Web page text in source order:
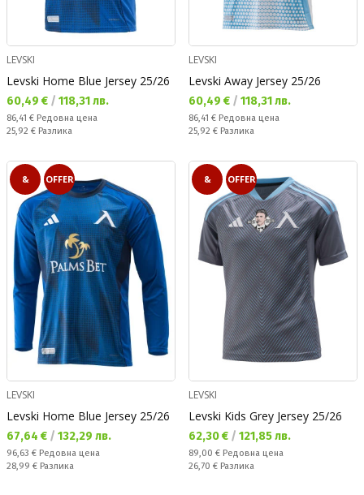
LEVSKI
Levski Home Blue Jersey 25/26
Текуща цена:
60,49 € / 118,31 лв.
Редовна цена:
86,41 € Редовна цена
Спестявате:
25,92 € Разлика
LEVSKI
Levski Away Jersey 25/26
Текуща цена:
60,49 € / 118,31 лв.
Редовна цена:
86,41 € Редовна цена
Спестявате:
25,92 € Разлика
& OFFER
LEVSKI
Levski Home Blue Jersey 25/26
Текуща цена:
67,64 € / 132,29 лв.
Редовна цена:
96,63 € Редовна цена
Спестявате:
28,99 € Разлика
& OFFER
LEVSKI
Levski Kids Grey Jersey 25/26
Текуща цена:
62,30 € / 121,85 лв.
Редовна цена:
89,00 € Редовна цена
Спестявате:
26,70 € Разлика